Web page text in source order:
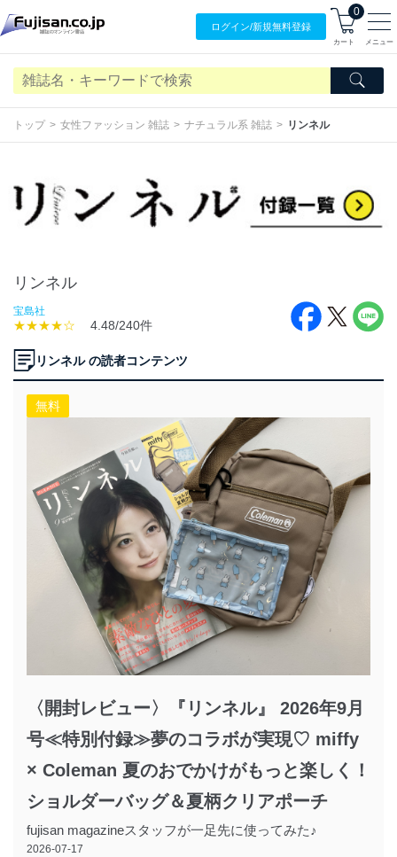
ログイン/新規無料登録
0
カート メニュー
トップ 女性ファッション 雑誌 ナチュラル系 雑誌 リンネル
リンネル
宝島社
★★★★☆ 4.48/240件
リンネル の読者コンテンツ
無料
〈開封レビュー〉『リンネル』 2026年9月
号≪特別付録≫夢のコラボが実現♡ miffy
× Coleman 夏のおでかけがもっと楽しく！
ショルダーバッグ＆夏柄クリアポーチ
fujisan magazineスタッフが一足先に使ってみた♪
2026-07-17